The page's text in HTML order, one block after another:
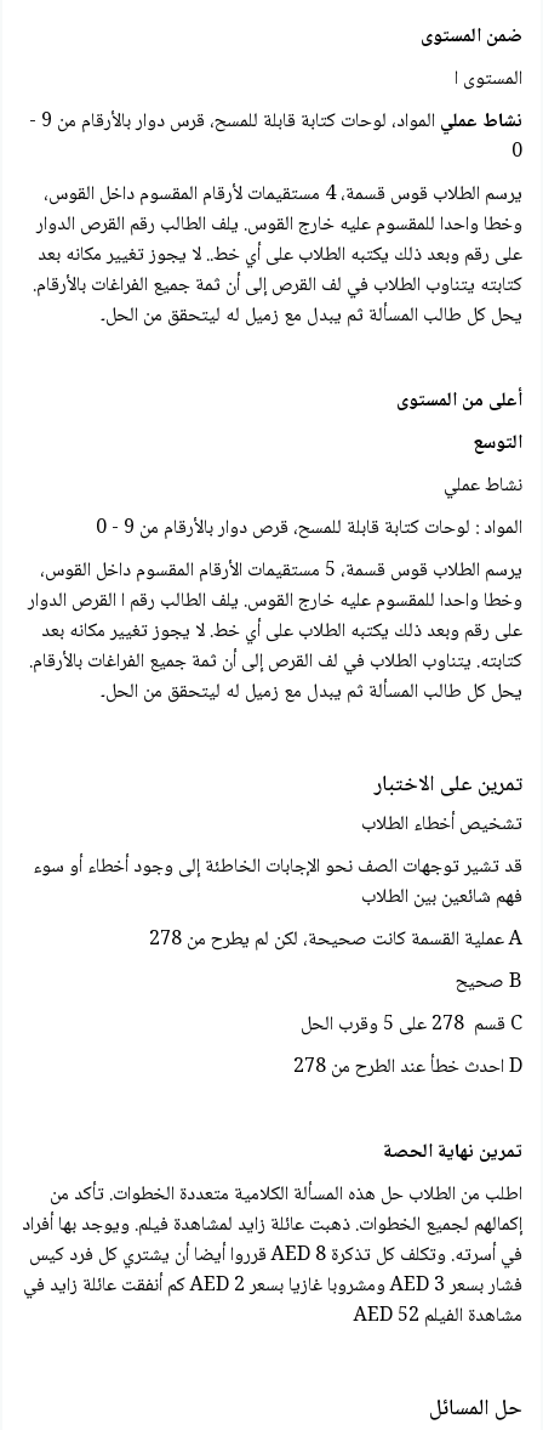
ضمن المستوى
المستوى ا
نشاط عملي
المواد، لوحات كتابة قابلة للمسح، قرس دوار بالأرقام من 9 -
0
يرسم الطلاب قوس قسمة، 4 مستقيمات لأرقام المقسوم داخل القوس،
وخطا واحدا للمقسوم علیه خارج القوس. يلف الطالب رقم القرص الدوار
على رقم وبعد ذلك يكتبه الطلاب على أي خط.. لا يجوز تغيير مكانه بعد
کتابته يتناوب الطلاب في لف القرص إلى أن ثمة جميع الفراغات بالأرقام.
يحل كل طالب المسألة ثم يبدل مع زميل له ليتحقق من الحل۔
أعلى من المستوى
التوسع
نشاط عملي
المواد : لوحات كتابة قابلة للمسح، قرص دوار بالأرقام من 9 - 0
يرسم الطلاب قوس قسمة، 5 مستقيمات الأرقام المقسوم داخل القوس،
وخطا واحدا للمقسوم علیه خارج القوس. يلف الطالب رقم ا القرص الدوار
على رقم وبعد ذلك يكتبه الطلاب على أي خط. لا يجوز تغيير مكانه بعد
كتابته. يتناوب الطلاب في لف القرص إلى أن ثمة جميع الفراغات بالأرقام.
يحل كل طالب المسألة ثم يبدل مع زميل له ليتحقق من الحل۔
تمرين على الاختبار
تشخيص أخطاء الطلاب
قد تشير توجهات الصف نحو الإجابات الخاطئة إلى وجود أخطاء أو سوء
فهم شائعين بين الطلاب
A عملية القسمة كانت صحيحة، لكن لم يطرح من 278
B صحيح
C قسم 278 على 5 وقرب الحل
D احدث خطأ عند الطرح من 278
تمرین نهاية الحصة
اطلب من الطلاب حل هذه المسألة الكلامية متعددة الخطوات. تأكد من
إكمالهم لجميع الخطوات. ذهبت عائلة زايد لمشاهدة فيلم. ويوجد بها أفراد
في أسرته. وتكلف كل تذكرة 8 AED قرروا أيضا أن يشتري كل فرد کيس
فشار بسعر 3 AED ومشروبا غازيا بسعر 2 AED کم أنفقت عائلة زايد في
مشاهدة الفيلم 52 AED
حل المسائل